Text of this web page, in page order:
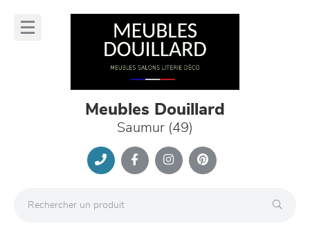
Meubles Douillard
Saumur (49)